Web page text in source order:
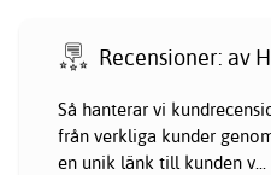
Recensioner: av
Så hanterar vi
från verkliga kunder
en unik länk till kunden v...